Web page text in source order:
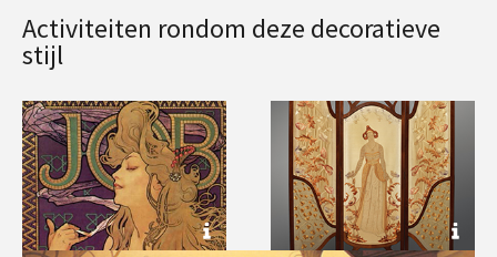
Activiteiten rondom deze decoratieve
stijl